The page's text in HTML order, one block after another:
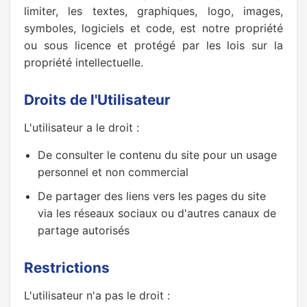
limiter, les textes, graphiques, logo, images,
symboles, logiciels et code, est notre propriété
ou sous licence et protégé par les lois sur la
propriété intellectuelle.
Droits de l'Utilisateur
L'utilisateur a le droit :
De consulter le contenu du site pour un usage
personnel et non commercial
De partager des liens vers les pages du site
via les réseaux sociaux ou d'autres canaux de
partage autorisés
Restrictions
L'utilisateur n'a pas le droit :